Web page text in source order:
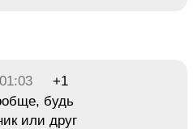
+1
будь
или друг